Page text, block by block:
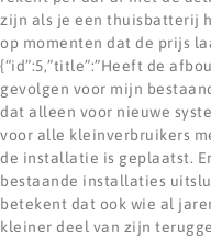
zijn als je een thuisbatterij
op momenten dat de prijs
{“id”:5,”title”:”Heeft de
gevolgen voor mijn
dat alleen voor nieuwe
voor alle kleinverbruikers
de installatie is geplaatst.
bestaande installaties
betekent dat ook wie al
kleiner deel van zijn